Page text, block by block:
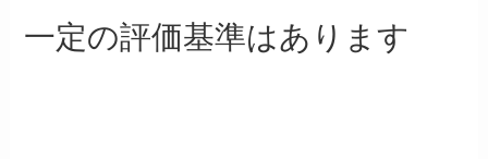
一定の評価基準はあります